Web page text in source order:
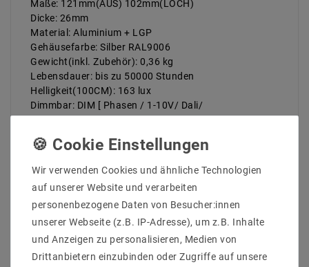
Maße: 121mm(AUS) 102mm(LOCH)
Dicke: 26mm
Material: Aluminium + LGP
Gehäusefarbe: Silber RAL9006
Gewicht(inkl. Zubehör): 0,36 kg
Lebensdauer: bis zu 50000 Stunden
Helligkeit(100CM): 163 lux
Dimmbar: DIM [ Phasen / 1-10V/ Dali/
Lieferumfang: LED Panel + Netzteil
Maße des Trafos: 92x22x24 mm
Dimmbarkeit für 1-10V / Dali / Casambi / Connex /
Wir verwenden Cookies und ähnliche Technologien
auf unserer Website und verarbeiten
personenbezogene Daten von Besucher:innen
unserer Webseite (z.B. IP-Adresse), um z.B. Inhalte
und Anzeigen zu personalisieren, Medien von
Drittanbietern einzubinden oder Zugriffe auf unsere